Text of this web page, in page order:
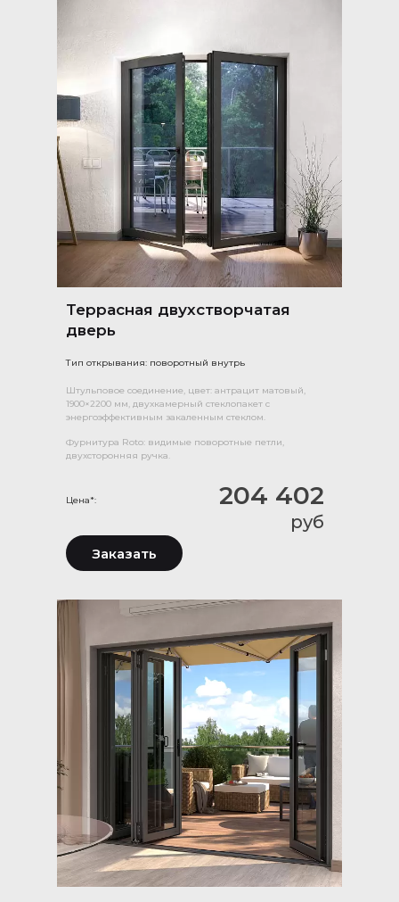
Террасная двухстворчатая
дверь
Тип открывания: поворотный внутрь
204 402
руб
Цена*:
Штульповое соединение, цвет: антрацит матовый,
1900×2200 мм, двухкамерный стеклопакет с
энергоэффективным закаленным стеклом.
Фурнитура Roto: видимые поворотные петли,
двухсторонняя ручка.
Заказать